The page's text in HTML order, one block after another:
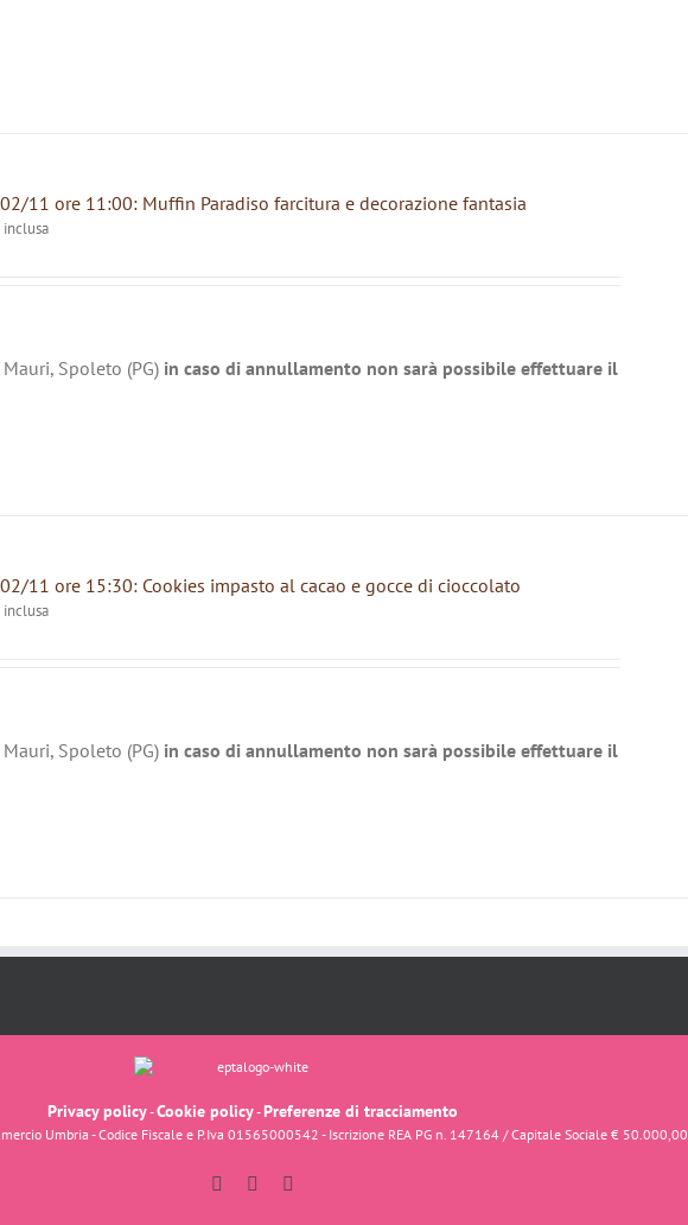
11 ore 11:00: Muffin Paradiso farcitura e decorazione fantasia
inclusa
Spoleto (PG) in caso di annullamento non sarà possibile effettuare il
11 ore 15:30: Cookies impasto al cacao e gocce di cioccolato
inclusa
Spoleto (PG) in caso di annullamento non sarà possibile effettuare il
Privacy policy-Cookie policy-Preferenze di tracciamento
Umbria - Codice Fiscale e P.Iva 01565000542 - Iscrizione REA PG n. 147164 / Capitale Sociale € 50.000,00
FacebookInstagram